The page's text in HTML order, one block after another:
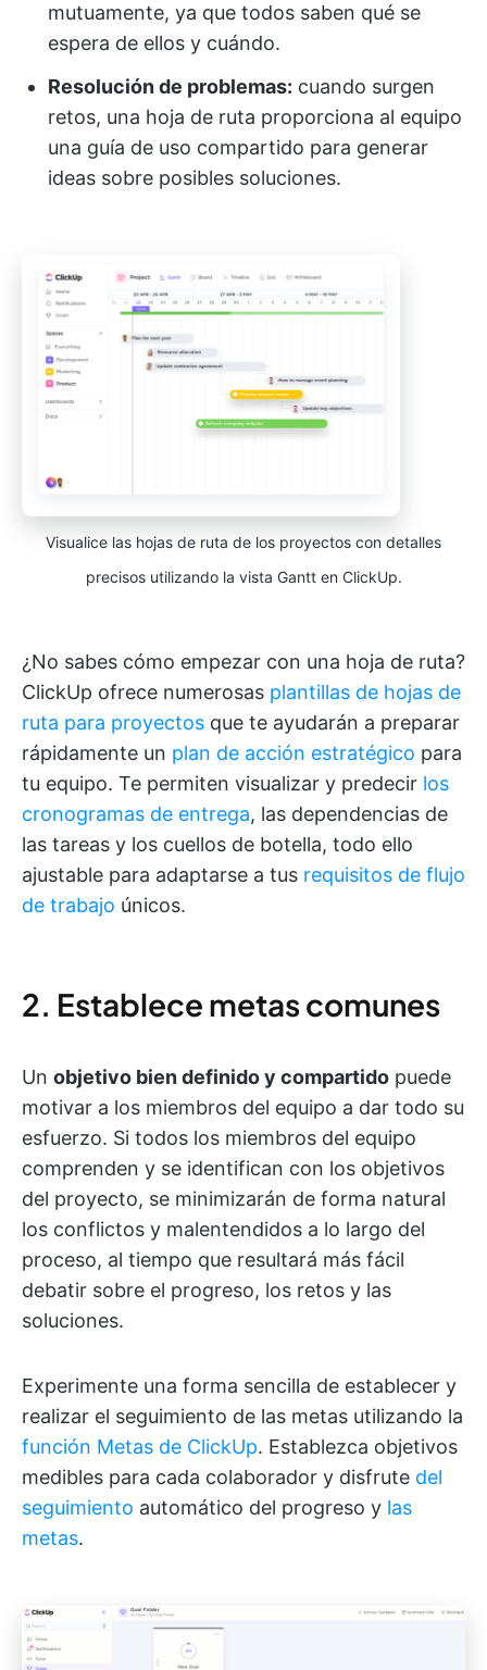
mutuamente, ya que todos saben qué se
espera de ellos y cuándo.
Resolución de problemas: cuando surgen
retos, una hoja de ruta proporciona al equipo
una guía de uso compartido para generar
ideas sobre posibles soluciones.
Visualice las hojas de ruta de los proyectos con detalles
precisos utilizando la vista Gantt en ClickUp.
¿No sabes cómo empezar con una hoja de ruta?
ClickUp ofrece numerosas plantillas de hojas de
ruta para proyectos que te ayudarán a preparar
rápidamente un plan de acción estratégico para
tu equipo. Te permiten visualizar y predecir los
cronogramas de entrega, las dependencias de
las tareas y los cuellos de botella, todo ello
ajustable para adaptarse a tus requisitos de flujo
de trabajo únicos.
2. Establece metas comunes
Un objetivo bien definido y compartido puede
motivar a los miembros del equipo a dar todo su
esfuerzo. Si todos los miembros del equipo
comprenden y se identifican con los objetivos
del proyecto, se minimizarán de forma natural
los conflictos y malentendidos a lo largo del
proceso, al tiempo que resultará más fácil
debatir sobre el progreso, los retos y las
soluciones.
Experimente una forma sencilla de establecer y
realizar el seguimiento de las metas utilizando la
función Metas de ClickUp. Establezca objetivos
medibles para cada colaborador y disfrute del
seguimiento automático del progreso y las
metas.